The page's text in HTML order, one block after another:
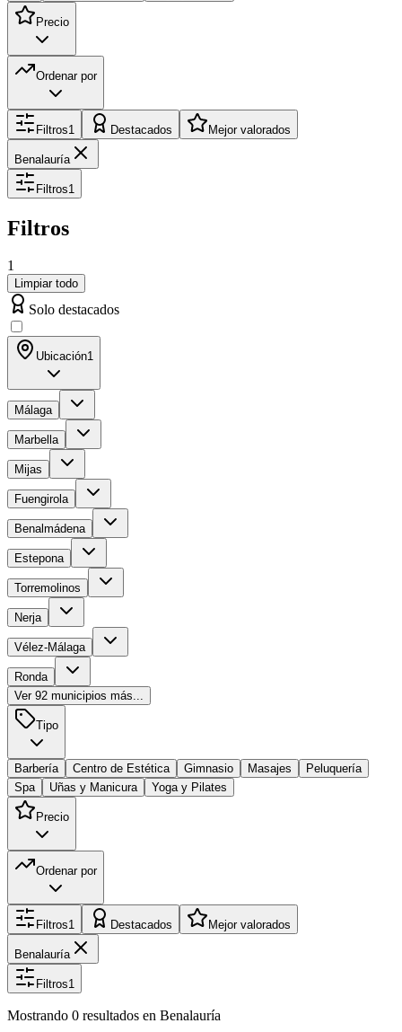
Precio
Ordenar por
Filtros1 Destacados Mejor valorados
Benalauría
Filtros1
Filtros
1
Limpiar todo
Solo destacados
Ubicación1
Málaga
Marbella
Mijas
Fuengirola
Benalmádena
Estepona
Torremolinos
Nerja
Vélez-Málaga
Ronda
Ver 92 municipios más...
Tipo
Barbería Centro de Estética Gimnasio Masajes
Peluquería
Spa
Uñas y Manicura Yoga y Pilates
Precio
Ordenar por
Filtros1 Destacados Mejor valorados
Benalauría
Filtros1
Mostrando 0 resultados en Benalauría